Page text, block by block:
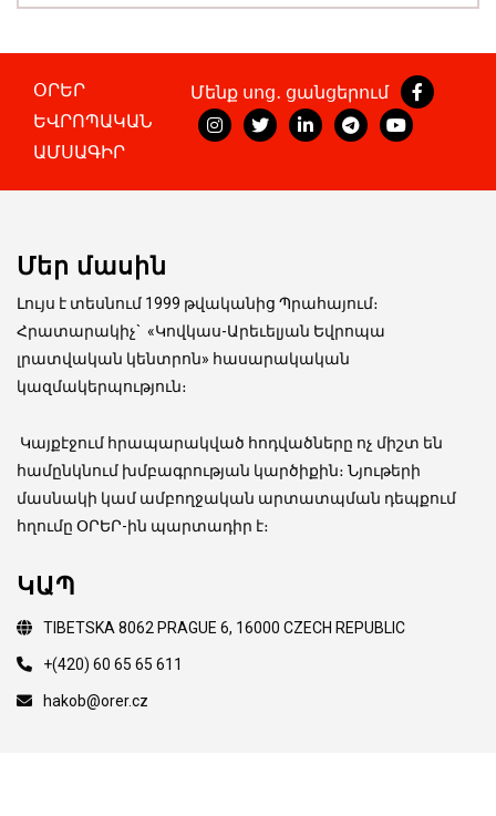
ՕՐԵՐ
ԵՎՐՈՊԱԿԱՆ
ԱՄՍԱԳԻՐ
Մենք սոց․ ցանցերում
Մեր մասին
Լույս է տեսնում 1999 թվականից Պրահայում։
Հրատարակիչ` «Կովկաս-Արեւելյան Եվրոպա
լրատվական կենտրոն» հասարակական
կազմակերպություն։
Կայքէջում հրապարակված հոդվածները ոչ միշտ են
համընկնում խմբագրության կարծիքին։ Նյութերի
մասնակի կամ ամբողջական արտատպման դեպքում
հղումը ՕՐԵՐ-ին պարտադիր է։
ԿԱՊ
TIBETSKA 8062 PRAGUE 6, 16000 CZECH REPUBLIC
+(420) 60 65 65 611
hakob@orer.cz